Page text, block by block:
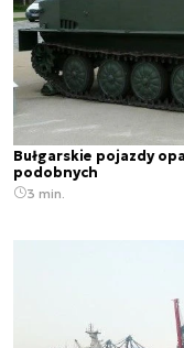
Bułgarskie pojazdy
podobnych
3 min.